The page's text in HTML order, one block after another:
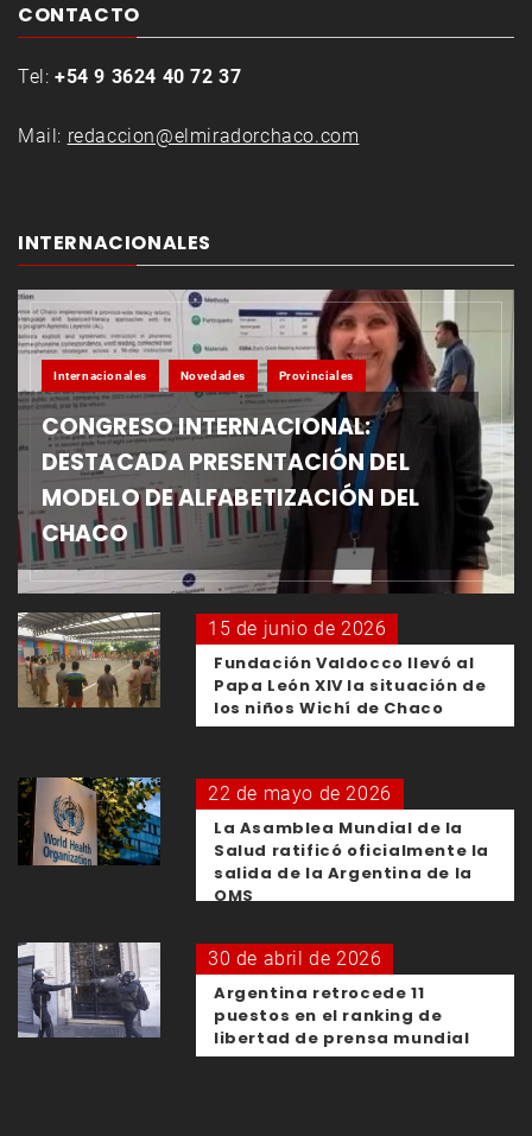
CONTACTO
Tel: +54 9 3624 40 72 37
Mail: redaccion@elmiradorchaco.com
INTERNACIONALES
Internacionales Novedades Provinciales
CONGRESO INTERNACIONAL:
DESTACADA PRESENTACIÓN DEL
MODELO DE ALFABETIZACIÓN DEL
CHACO
15 de junio de 2026
Fundación Valdocco llevó al
Papa León XIV la situación de
los niños Wichí de Chaco
22 de mayo de 2026
La Asamblea Mundial de la
Salud ratificó oficialmente la
salida de la Argentina de la
OMS
30 de abril de 2026
Argentina retrocede 11
puestos en el ranking de
libertad de prensa mundial